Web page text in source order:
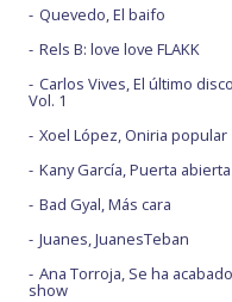
Quevedo, El baifo
Rels B: love love FLAKK
Carlos Vives, El último disco
Vol. 1
Xoel López, Oniria popular
Kany García, Puerta abierta
Bad Gyal, Más cara
Juanes, JuanesTeban
Ana Torroja, Se ha
show